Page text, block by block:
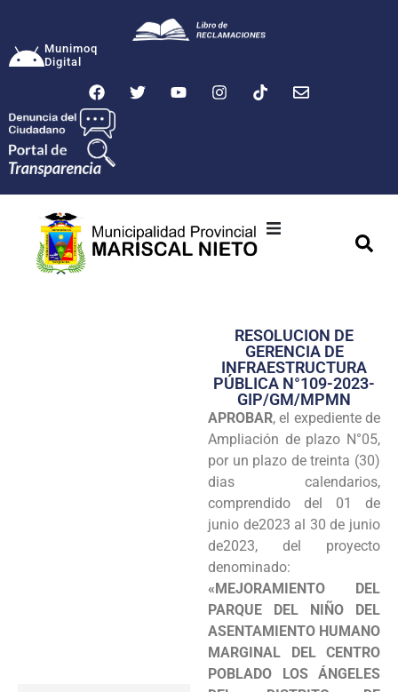
Munimoq
Digital
Transparencia
Seguridad
Programas
Intranet
RESOLUCION DE
GERENCIA DE
INFRAESTRUCTURA
PÚBLICA N°109-2023-
GIP/GM/MPMN
APROBAR, el expediente de
Ampliación de plazo N°05,
por un plazo de treinta (30)
dias calendarios,
comprendido del 01 de
junio de2023 al 30 de junio
de2023, del proyecto
denominado:
«MEJORAMIENTO DEL
PARQUE DEL NIÑO DEL
ASENTAMIENTO HUMANO
MARGINAL DEL CENTRO
POBLADO LOS ÁNGELES